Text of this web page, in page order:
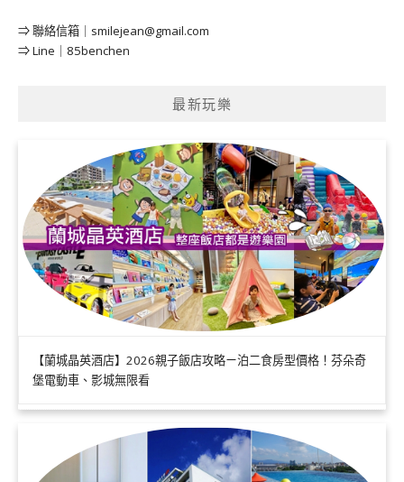
⇒ 聯絡信箱｜ smilejean@gmail.com
⇒ Line｜85benchen
最新玩樂
【蘭城晶英酒店】2026親子飯店攻略ㄧ泊二食房型價格！芬朵奇
堡電動車、影城無限看